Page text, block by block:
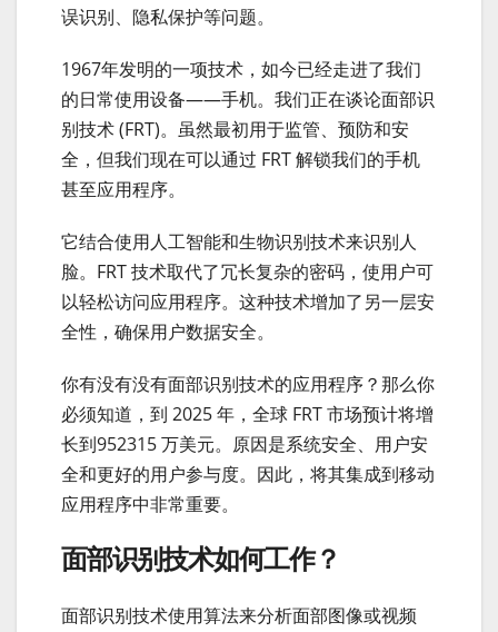
误识别、隐私保护等问题。
1967年发明的一项技术，如今已经走进了我们
的日常使用设备——手机。我们正在谈论面部识
别技术 (FRT)。虽然最初用于监管、预防和安
全，但我们现在可以通过 FRT 解锁我们的手机
甚至应用程序。
它结合使用人工智能和生物识别技术来识别人
脸。FRT 技术取代了冗长复杂的密码，使用户可
以轻松访问应用程序。这种技术增加了另一层安
全性，确保用户数据安全。
你有没有没有面部识别技术的应用程序？那么你
必须知道，到 2025 年，全球 FRT 市场预计将增
长到952315 万美元。原因是系统安全、用户安
全和更好的用户参与度。因此，将其集成到移动
应用程序中非常重要。
面部识别技术如何工作？
面部识别技术使用算法来分析面部图像或视频